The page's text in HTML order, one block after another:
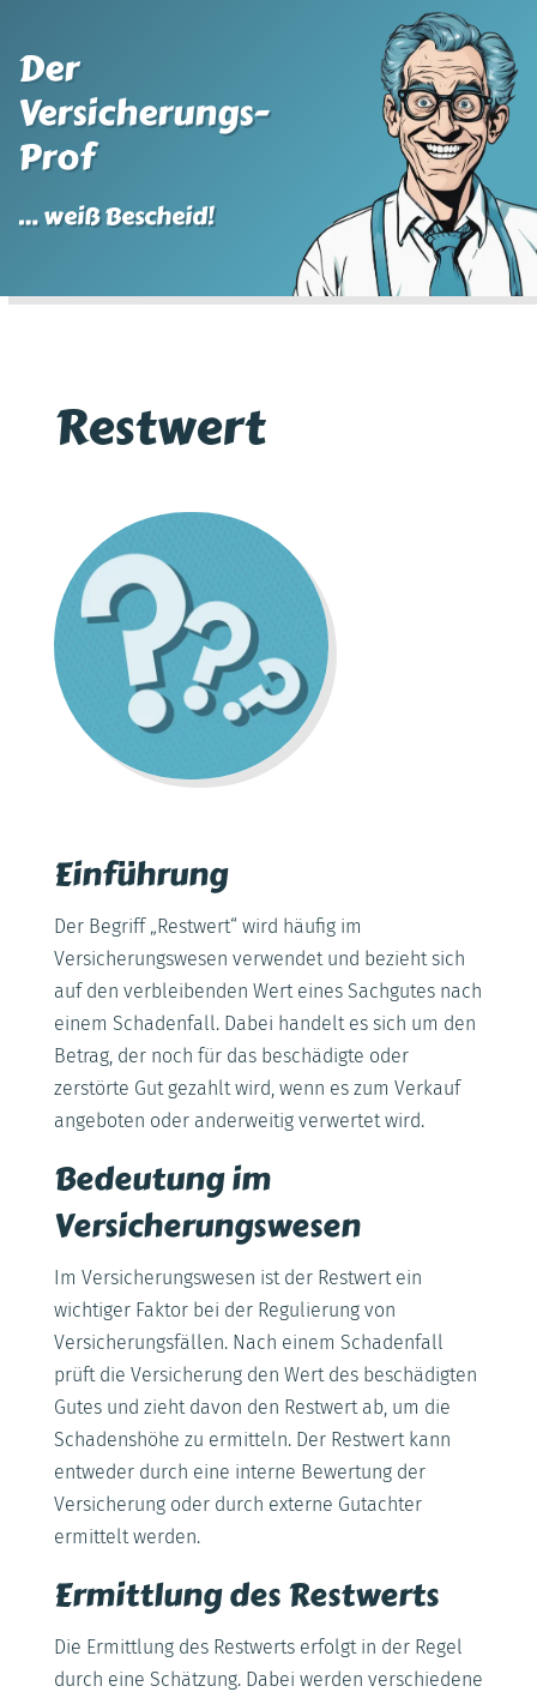
Der
Versicherungs-
Prof
… weiß Bescheid!
Restwert
Einführung
Der Begriff „Restwert“ wird häufig im
Versicherungswesen verwendet und bezieht sich
auf den verbleibenden Wert eines Sachgutes nach
einem Schadenfall. Dabei handelt es sich um den
Betrag, der noch für das beschädigte oder
zerstörte Gut gezahlt wird, wenn es zum Verkauf
angeboten oder anderweitig verwertet wird.
Bedeutung im
Versicherungswesen
Im Versicherungswesen ist der Restwert ein
wichtiger Faktor bei der Regulierung von
Versicherungsfällen. Nach einem Schadenfall
prüft die Versicherung den Wert des beschädigten
Gutes und zieht davon den Restwert ab, um die
Schadenshöhe zu ermitteln. Der Restwert kann
entweder durch eine interne Bewertung der
Versicherung oder durch externe Gutachter
ermittelt werden.
Ermittlung des Restwerts
Die Ermittlung des Restwerts erfolgt in der Regel
durch eine Schätzung. Dabei werden verschiedene